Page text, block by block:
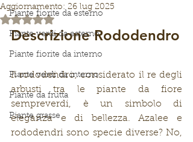
Piante fiorite da esterno
Piante verdi da esterno
Piante fiorite da interno
Piante verdi da interno
Piante da frutta
Piante grasse
Aggiornamento: 26 lug 2025
Valutazione NaN stelle su 5.
Descrizione Rododendro
Il rododendro, considerato il re degli
arbusti tra le piante da fiore
sempreverdi, è un simbolo di
eleganza e di bellezza. Azalee e
rododendri sono specie diverse? No,